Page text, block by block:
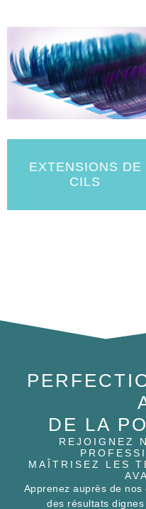
EXTENSIONS DE
CILS
DE LA
REJOIGNEZ
MAÎTRISEZ LES
Apprenez auprès de
des résultats